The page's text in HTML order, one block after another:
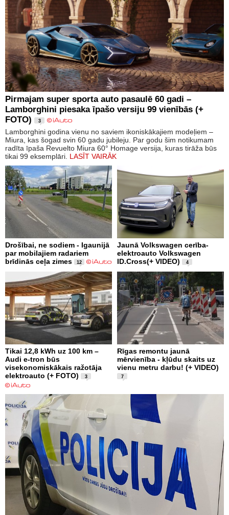
Pirmajam super sporta auto pasaulē 60 gadi –
Lamborghini piesaka īpašo versiju 99 vienībās (+
FOTO)
3
Lamborghini godina vienu no saviem ikoniskākajiem modeļiem –
Miura, kas šogad svin 60 gadu jubileju. Par godu šim notikumam
radīta īpaša Revuelto Miura 60° Homage versija, kuras tirāža būs
tikai 99 eksemplāri. LASĪT VAIRĀK
Drošībai, ne sodiem - Igaunijā
par mobilajiem radariem
brīdinās ceļa zimes
12
Jaunā Volkswagen cerība-
elektroauto Volkswagen
ID.Cross(+ VIDEO)
4
Tikai 12,8 kWh uz 100 km –
Audi e-tron būs
visekonomiskākais ražotāja
elektroauto (+ FOTO)
3
Rīgas remontu jaunā
mērvienība - kļūdu skaits uz
vienu metru darbu! (+ VIDEO)
7